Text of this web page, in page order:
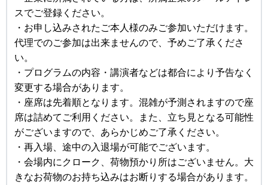
スでご登録ください。
・お申し込みされたご本人様のみご参加いただけます。
代理でのご参加は出来ませんので、予めご了承くださ
い。
・プログラムの内容・講演者などは都合により予告なく
変更する場合があります。
・座席は先着順となります。混雑が予測されますので座
席は詰めてご利用ください。また、立ち見となる可能性
がございますので、あらかじめご了承ください。
・再入場、途中の入退場が可能でございます。
・会場内にクローク、荷物預かり所はございません。大
きなお荷物のお持ち込みはお断りする場合があります。